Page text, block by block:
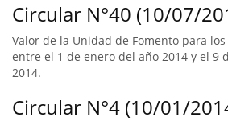
Circular N°40 (10/07/
Valor de la Unidad de Fomento para
entre el 1 de enero del año 2014 y el 9
2014.
Circular N°4 (10/01/